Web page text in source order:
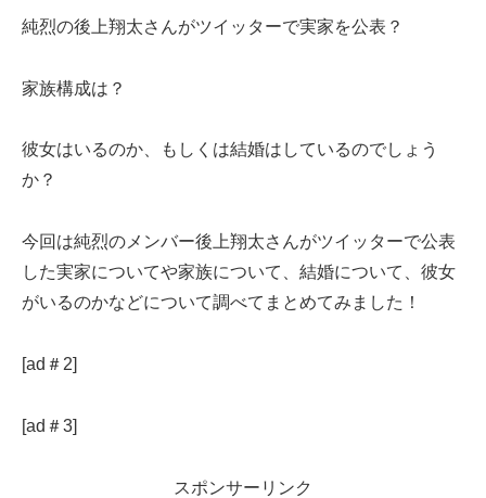
純烈の後上翔太さんがツイッターで実家を公表？
家族構成は？
彼女はいるのか、もしくは結婚はしているのでしょう
か？
今回は純烈のメンバー後上翔太さんがツイッターで公表
した実家についてや家族について、結婚について、彼女
がいるのかなどについて調べてまとめてみました！
[ad＃2]
[ad＃3]
スポンサーリンク